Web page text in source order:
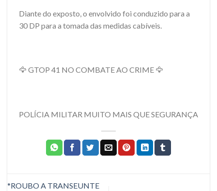
Diante do exposto, o envolvido foi conduzido para a
30 DP para a tomada das medidas cabíveis.
🦅 GTOP 41 NO COMBATE AO CRIME 🦅
POLÍCIA MILITAR MUITO MAIS QUE SEGURANÇA
*ROUBO A TRANSEUNTE